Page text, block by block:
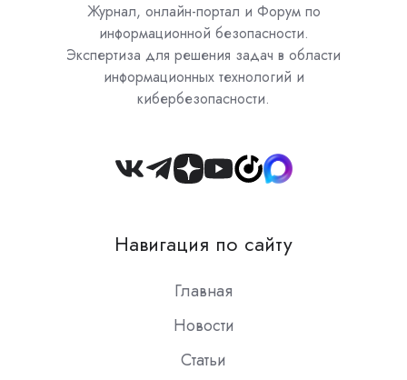
Журнал, онлайн-портал и Форум по
информационной безопасности.
Экспертиза для решения задач в области
информационных технологий и
кибербезопасности.
Join
Slack
Навигация по сайту
Главная
Новости
Статьи